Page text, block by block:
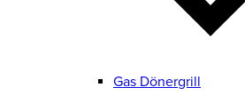
Gas Dönergrill